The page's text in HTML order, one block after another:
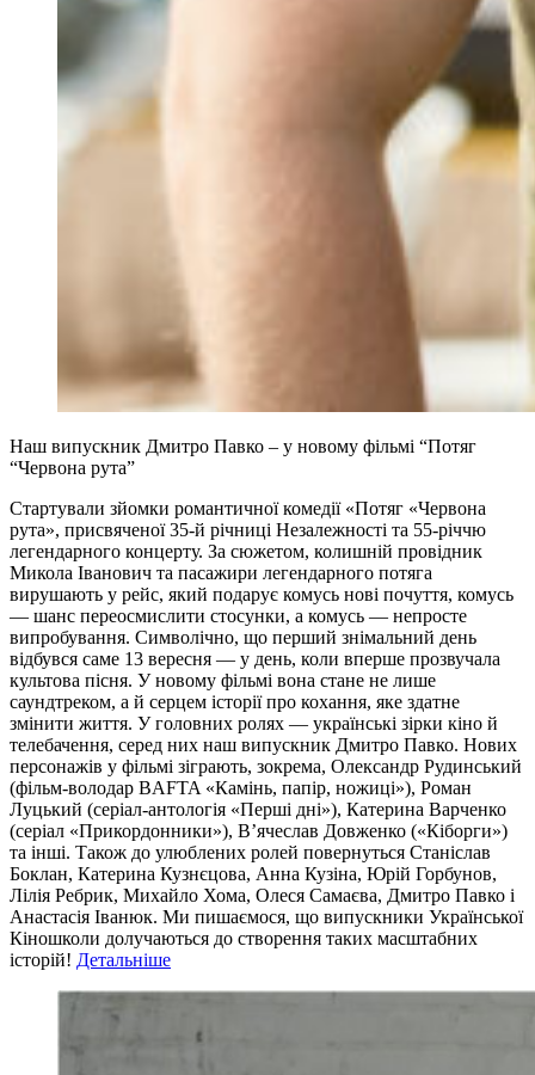
Наш випускник Дмитро Павко – у новому фільмі “Потяг
“Червона рута”
Стартували зйомки романтичної комедії «Потяг «Червона
рута», присвяченої 35-й річниці Незалежності та 55-річчю
легендарного концерту. За сюжетом, колишній провідник
Микола Іванович та пасажири легендарного потяга
вирушають у рейс, який подарує комусь нові почуття, комусь
— шанс переосмислити стосунки, а комусь — непросте
випробування. Символічно, що перший знімальний день
відбувся саме 13 вересня — у день, коли вперше прозвучала
культова пісня. У новому фільмі вона стане не лише
саундтреком, а й серцем історії про кохання, яке здатне
змінити життя. У головних ролях — українські зірки кіно й
телебачення, серед них наш випускник Дмитро Павко. Нових
персонажів у фільмі зіграють, зокрема, Олександр Рудинський
(фільм-володар BAFTA «Камінь, папір, ножиці»), Роман
Луцький (серіал-антологія «Перші дні»), Катерина Варченко
(серіал «Прикордонники»), В’ячеслав Довженко («Кіборги»)
та інші. Також до улюблених ролей повернуться Станіслав
Боклан, Катерина Кузнєцова, Анна Кузіна, Юрій Горбунов,
Лілія Ребрик, Михайло Хома, Олеся Самаєва, Дмитро Павко і
Анастасія Іванюк. Ми пишаємося, що випускники Української
Кіношколи долучаються до створення таких масштабних
історій! Детальніше